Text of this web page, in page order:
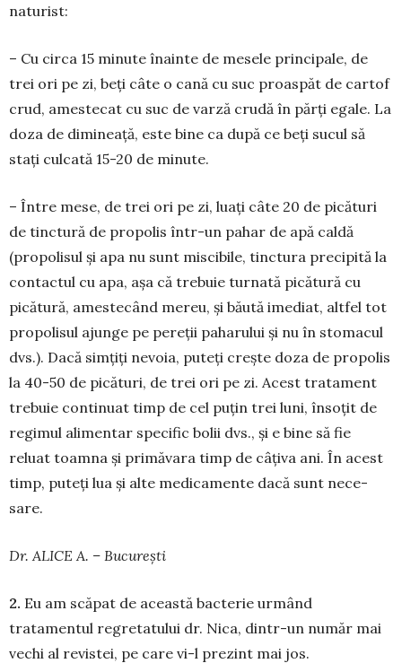
naturist:
– Cu circa 15 minute înainte de mesele princi­pale, de
trei ori pe zi, beți câte o cană cu suc proaspăt de cartof
crud, amestecat cu suc de varză crudă în părți egale. La
doza de dimineață, este bine ca după ce beți sucul să
stați culcată 15-20 de minute.
– Între mese, de trei ori pe zi, luați câte 20 de picături
de tinctură de pro­polis într-un pahar de apă caldă
(propolisul și apa nu sunt miscibile, tinctura precipită la
contactul cu apa, așa că trebuie tur­nată picătură cu
picătură, ameste­când mereu, și băută imediat, altfel tot
propolisul ajun­ge pe pereții paharului și nu în stomacul
dvs.). Dacă simțiți ne­voia, puteți crește doza de propolis
la 40-50 de picături, de trei ori pe zi. Acest tratament
trebuie conti­nuat timp de cel puțin trei luni, însoțit de
re­gimul ali­mentar specific bolii dvs., și e bine să fie
reluat toamna și primăvara timp de câțiva ani. În acest
timp, puteți lua și alte medicamente dacă sunt nece­
sare.
Dr. ALICE A. – București
2. Eu am scăpat de această bacterie urmând
tratamentul re­gretatului dr. Nica, dintr-un nu­măr mai
vechi al revistei, pe care vi-l prezint mai jos.